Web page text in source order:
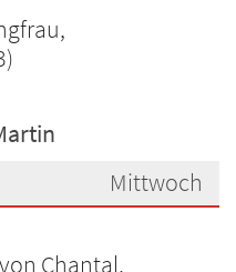
August 2026
Mittwoch
August 2026
Chantal,